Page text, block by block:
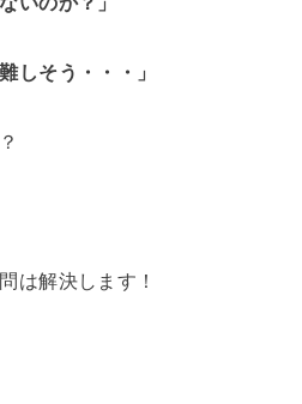
しそう・・・」
は解決します！